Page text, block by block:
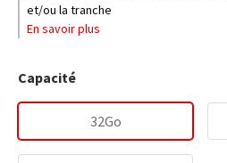
et/ou la tranche
En savoir plus
Capacité
32Go